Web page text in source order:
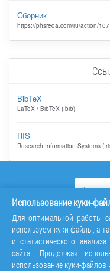
Сборник
https://phsreda.com/ru/action/
BibTeX
LaTeX / BibTeX (.bib)
RIS
Research Information Systems
Использование куки-
Для оптимальной работы
используем куки-файлы, а
и статистического
сайта. Продолжая
использование куки-файлов